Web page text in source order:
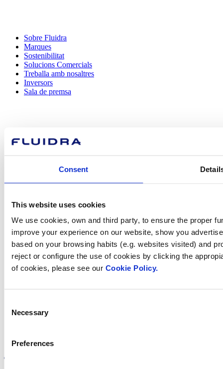
Consent
This website uses cookies
We use cookies, own and third party, to ensure the proper
improve your experience on our website, show you
based on your browsing habits (e.g. websites visited) and
reject or configure the use of cookies by clicking the
of cookies, please see our Cookie Policy.
Selection
Necessary
Preferences
Sobre Fluidra
Marques
Sostenibilitat
Solucions Comercials
Treballa amb nosaltres
Inversors
Sala de premsa
Com podem
ajudar-te?
Contacta amb nosaltres
Trobi Fluidra